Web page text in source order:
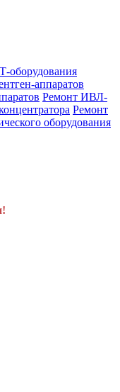
оборудования
аппаратов
Ремонт ИВЛ-
Ремонт
оборудования